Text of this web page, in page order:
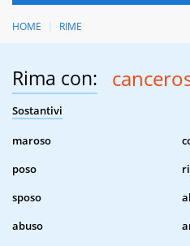
HOME RIME
Rima con:
Sostantivi
maroso
poso
sposo
abuso